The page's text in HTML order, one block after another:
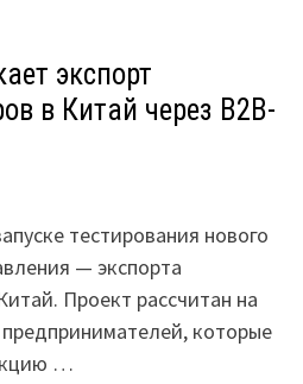
экспорт
в Китай через B2B-
тестирования нового
— экспорта
Проект рассчитан на
которые
…